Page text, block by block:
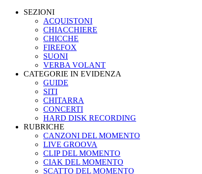
SEZIONI
ACQUISTONI
CHIACCHIERE
CHICCHE
FIREFOX
SUONI
VERBA VOLANT
CATEGORIE IN EVIDENZA
GUIDE
SITI
CHITARRA
CONCERTI
HARD DISK RECORDING
RUBRICHE
CANZONI DEL MOMENTO
LIVE GROOVA
CLIP DEL MOMENTO
CIAK DEL MOMENTO
SCATTO DEL MOMENTO